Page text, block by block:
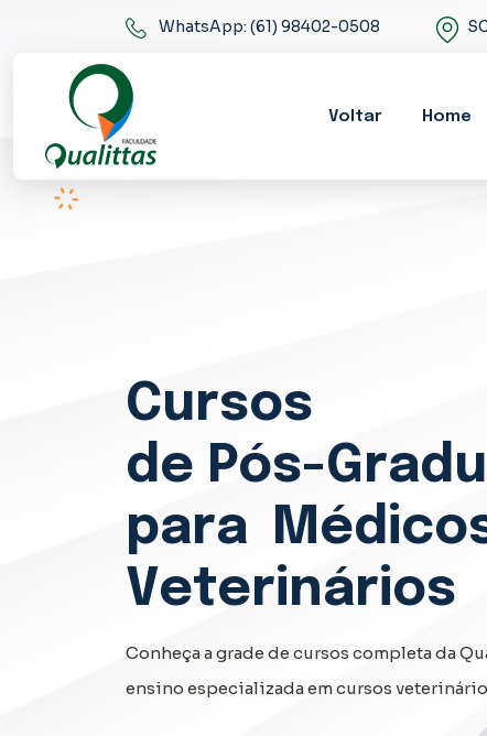
WhatsApp: (61) 98402-0508
Voltar Home
Cursos
de Pós-
para
Veterinários
Conheça a grade de cursos completa da
ensino especializada em cursos